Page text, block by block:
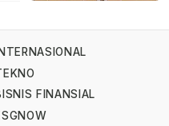
INTERNASIONAL
FINANSIAL